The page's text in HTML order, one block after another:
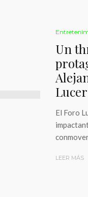
Un
El Foro
LEER MÁS